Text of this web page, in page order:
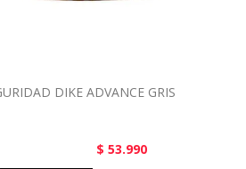
DIKE ADVANCE GRIS
$ 53.990